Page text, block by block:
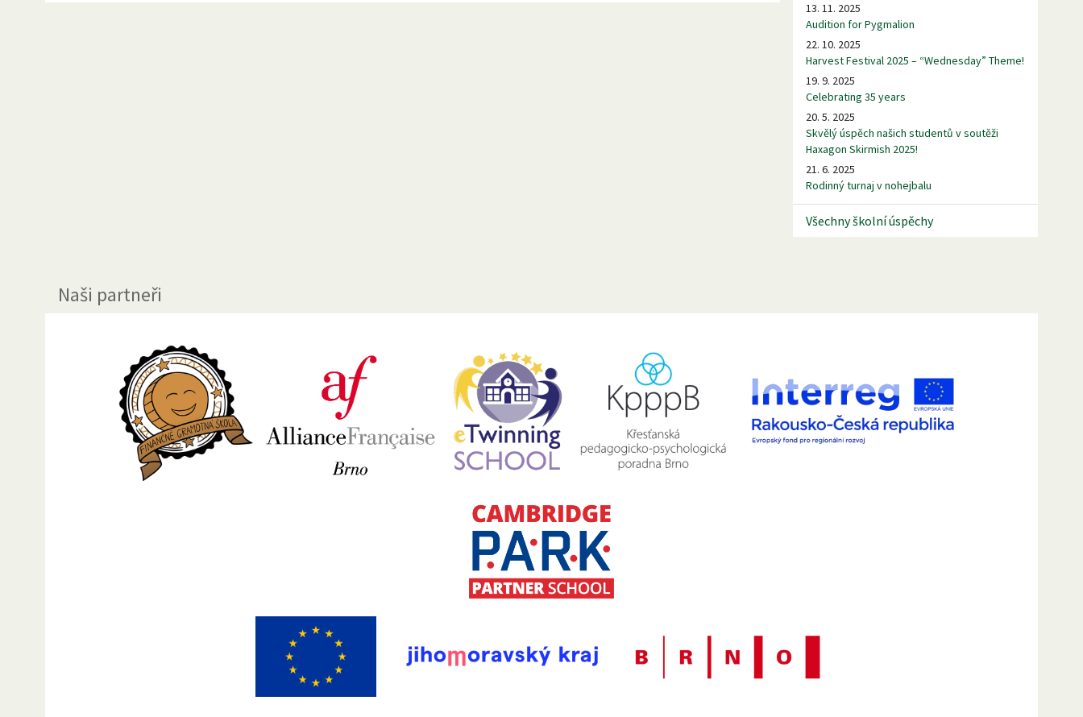
13. 11. 2025
Audition for Pygmalion
22. 10. 2025
Harvest Festival 2025 – “Wednesday” Theme!
19. 9. 2025
Celebrating 35 years
20. 5. 2025
Skvělý úspěch našich studentů v soutěži
Haxagon Skirmish 2025!
21. 6. 2025
Rodinný turnaj v nohejbalu
Všechny školní úspěchy
Naši partneři